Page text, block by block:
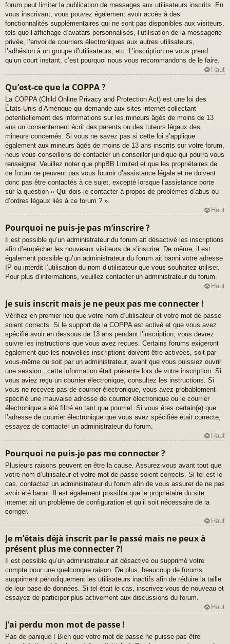
forum peut limiter la publication de messages aux utilisateurs inscrits. En
vous inscrivant, vous pouvez également avoir accès à des
fonctionnalités supplémentaires qui ne sont pas disponibles aux visiteurs,
tels que l’affichage d’avatars personnalisés, l’utilisation de la messagerie
privée, l’envoi de courriers électroniques aux autres utilisateurs,
l’adhésion à un groupe d’utilisateurs, etc. L’inscription ne vous prend
qu’un court instant, c’est pourquoi nous vous recommandons de le faire.
Haut
Qu’est-ce que la COPPA ?
La COPPA (Child Online Privacy and Protection Act) est une loi des
États-Unis d’Amérique qui demande aux sites internet collectant
potentiellement des informations sur les mineurs âgés de moins de 13
ans un consentement écrit des parents ou des tuteurs légaux des
mineurs concernés. Si vous ne savez pas si cette loi s’applique
également aux mineurs âgés de moins de 13 ans inscrits sur votre forum,
nous vous conseillons de contacter un conseiller juridique qui pourra vous
renseigner. Veuillez noter que phpBB Limited et que les propriétaires de
ce forum ne peuvent pas vous fournir d’assistance légale et ne doivent
donc pas être contactés à ce sujet, excepté lorsque l’assistance porte
sur la question « Qui dois-je contacter à propos de problèmes d’abus ou
d’ordres légaux liés à ce forum ? ».
Haut
Pourquoi ne puis-je pas m’inscrire ?
Il est possible qu’un administrateur du forum ait désactivé les inscriptions
afin d’empêcher les nouveaux visiteurs de s’inscrire. De même, il est
également possible qu’un administrateur du forum ait banni votre adresse
IP ou interdit l’utilisation du nom d’utilisateur que vous souhaitez utiliser.
Pour plus d’informations, veuillez contacter un administrateur du forum.
Haut
Je suis inscrit mais je ne peux pas me connecter !
Vérifiez en premier lieu que votre nom d’utilisateur et votre mot de passe
soient corrects. Si le support de la COPPA est activé et que vous avez
spécifié avoir en dessous de 13 ans pendant l’inscription, vous devrez
suivre les instructions que vous avez reçues. Certains forums exigeront
également que les nouvelles inscriptions doivent être activées, soit par
vous-même ou soit par un administrateur, avant que vous puissiez ouvrir
une session ; cette information était présente lors de votre inscription. Si
vous aviez reçu un courrier électronique, consultez les instructions. Si
vous ne recevez pas de courrier électronique, vous avez probablement
spécifié une mauvaise adresse de courrier électronique ou le courrier
électronique a été filtré en tant que pourriel. Si vous êtes certain(e) que
l’adresse de courrier électronique que vous avez spécifiée était correcte,
essayez de contacter un administrateur du forum.
Haut
Pourquoi ne puis-je pas me connecter ?
Plusieurs raisons peuvent en être la cause. Assurez-vous avant tout que
votre nom d’utilisateur et votre mot de passe soient corrects. Si tel est le
cas, contactez un administrateur du forum afin de vous assurer de ne pas
avoir été banni. Il est également possible que le propriétaire du site
internet ait un problème de configuration et qu’il soit nécessaire de la
corriger.
Haut
Je m’étais déjà inscrit par le passé mais ne peux à
présent plus me connecter ?!
Il est possible qu’un administrateur ait désactivé ou supprimé votre
compte pour une quelconque raison. De plus, beaucoup de forums
suppriment périodiquement les utilisateurs inactifs afin de réduire la taille
de leur base de données. Si tel était le cas, inscrivez-vous de nouveau et
essayez de participer plus activement aux discussions du forum.
Haut
J’ai perdu mon mot de passe !
Pas de panique ! Bien que votre mot de passe ne puisse pas être